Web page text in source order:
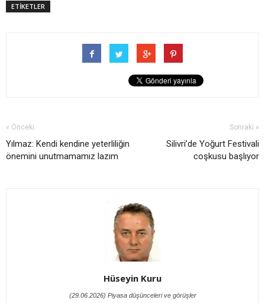
ETİKETLER
« Önceki
Yılmaz: Kendi kendine yeterliliğin
önemini unutmamamız lazım
Sonraki »
Silivri’de Yoğurt Festivali
coşkusu başlıyor
Hüseyin Kuru
(29.06.2026) Piyasa düşünceleri ve görüşler